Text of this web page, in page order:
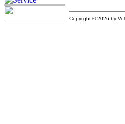
Copyright © 2026 by